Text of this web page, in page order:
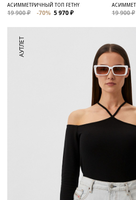
АСИММЕТРИЧНЫЙ ТОП FETHY
19 900 ₽ -70% 5 970 ₽ 19 900 ₽
АУТЛЕТ